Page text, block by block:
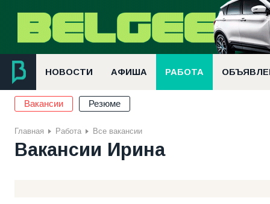
НОВОСТИ АФИША РАБОТА
Вакансии Резюме
Главная Работа Все вакансии
Вакансии Ирина